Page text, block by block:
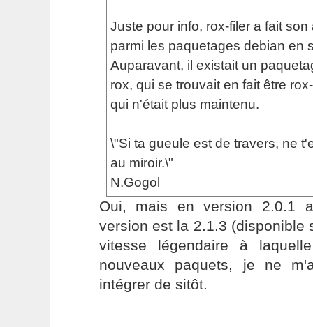
Juste pour info, rox-filer a fait son
parmi les paquetages debian en
Auparavant, il existait un
rox, qui se trouvait en fait être
qui n'était plus maintenu.
\"Si ta gueule est de travers, ne
au miroir.\"
N.Gogol
Oui, mais en version 2.0.1
version est la 2.1.3 (disponible
vitesse légendaire à
nouveaux paquets, je ne
intégrer de sitôt.